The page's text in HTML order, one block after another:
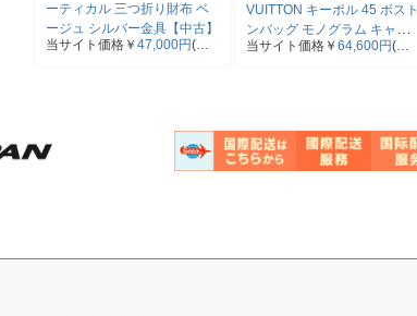
ーティカル 三つ折り財布 ベ
ージュ シルバー金具【中古】
当サイト価格￥ 47,000円(税
VUITTON キーポル 45 ボスト
ンバッグ モノグラム キャン
バス M41428 SP0961【中
当サイト価格￥ 64,600円(税